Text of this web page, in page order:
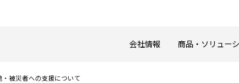
会社情報 商品・ソリュー
・被災者への支援について